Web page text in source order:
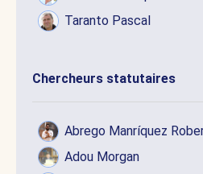
Taranto Pascal
Chercheurs statutaires
Abrego Manríquez
Adou Morgan